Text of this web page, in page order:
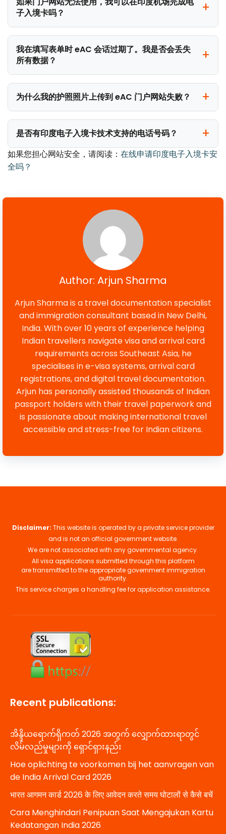
子入境卡吗？
我在填写表单时 eAC 会话过期了。我是否会丢失
所有数据？
为什么我的护照照片上传到 eAC 门户网站失败？
是否有印度电子入境卡技术支持的电话号码？
如果您担心网站安全，请阅读： 在线申请印度电子入境卡安
全吗？
Author: Arjun Sharma
Arjun Sharma is a travel documentation specialist
and immigration consultant based in New Delhi,
India. With over 10 years of experience helping
Indian travellers navigate visa and arrival card
requirements across Southeast Asia, he
specialises in e-visa systems, arrival card
registrations, and digital travel documentation.
Arjun has personally assisted thousands of Indian
passport holders with their travel paperwork and
is passionate about making international travel
accessible and stress-free for Indian citizens.
Recent publications:
အိန္ဒိယရောက်ရှိကတ် 2026 အတွက် လျှောက်ထားရာတွင်
လိမ်လည်မှုများကို ရှောင်ရှားနည်း
Hoe oplichting te voorkomen bij het aanvragen van
de India Arrival Card 2026
भारत आगमन कार्ड 2026 के लिए आवेदन करते समय घोटालों से कैसे बचें
Cara Menghindari Penipuan Saat Mengajukan Kartu
Kedatangan India 2026